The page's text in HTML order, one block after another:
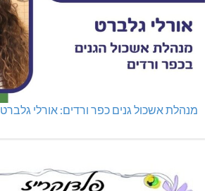
מנהלת אשכול גנים כפר ורדים: אורלי גלברט